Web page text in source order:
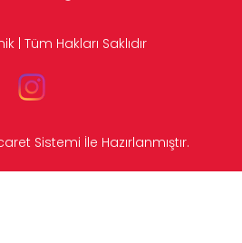
Tüm Hakları Saklıdır
Medya
Sistemi İle Hazırlanmıştır.